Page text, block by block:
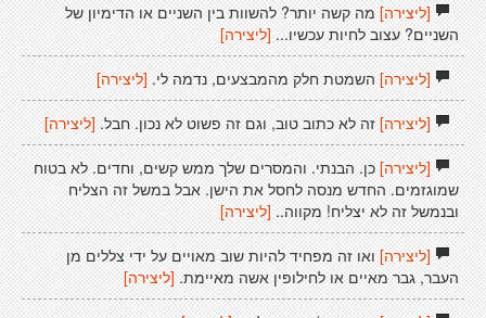
[ליצירה]מה קשה יותר? להשוות בין השניים או הדימיון של
השניים? עצוב לחיות עכשיו... [ליצירה]
[ליצירה]השמטת חלק מהמבצעים, נדמה לי.[ליצירה]
[ליצירה]זה לא כתוב טוב, וגם זה פשוט לא נכון. חבל. [ליצירה]
[ליצירה]כן. הבנתי. והמסרים שלך ממש קשים, וחדים. לא בטוח
שמוגזמים. החדש מנסה לחסל את הישן. אבל במשל זה הצליח
ובנמשל זה לא יצליח! מקווה.. [ליצירה]
[ליצירה]ואו זה מפחיד להיות שוב מאויים על ידי צללים מן
העבר, גבר מאיים או לחילופין אשה מאיימת.[ליצירה]